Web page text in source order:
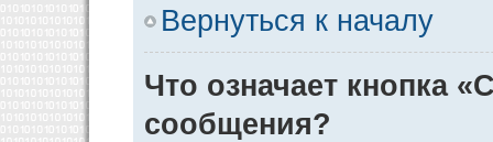
Вернуться к началу
Что означает кнопка
сообщения?